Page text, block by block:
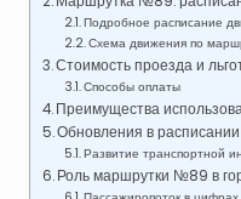
Подробное расписание
Схема движения по
Стоимость проезда и
Способы оплаты
Преимущества
Обновления в
Развитие транспортной
Роль маршрутки №89 в